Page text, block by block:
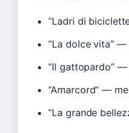
“Ladri di
“La dolce vita” —
“Il gattopardo” —
“Amarcord” —
“La grande